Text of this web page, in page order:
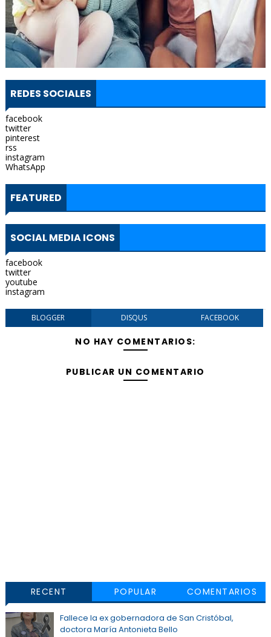
REDES SOCIALES
facebook
twitter
pinterest
rss
instagram
WhatsApp
FEATURED
SOCIAL MEDIA ICONS
facebook
twitter
youtube
instagram
BLOGGER DISQUS FACEBOOK
NO HAY COMENTARIOS:
PUBLICAR UN COMENTARIO
RECENT POPULAR COMENTARIOS
Fallece la ex gobernadora de San Cristóbal,
doctora María Antonieta Bello